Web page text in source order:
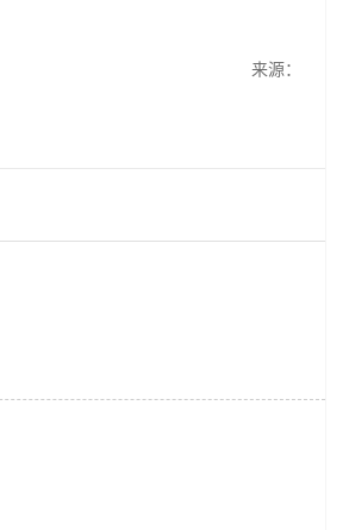
来源：